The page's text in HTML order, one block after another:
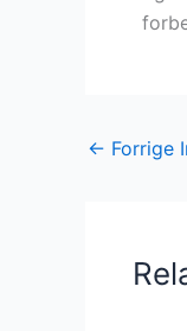
← Forrige